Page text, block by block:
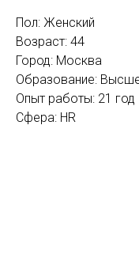
Пол: Женский
Возраст: 44
Город: Москва
Образование:
Опыт работы: 21 год
Сфера: HR